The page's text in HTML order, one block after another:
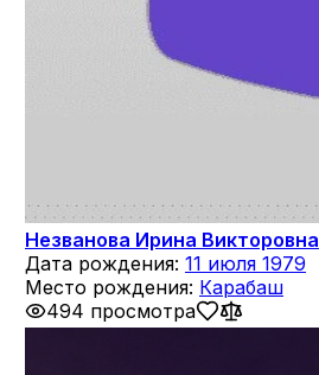
Незванова Ирина Викторовна
Дата рождения: 11 июля 1979
Место рождения: Карабаш
494 просмотра